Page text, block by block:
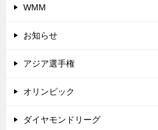
WMM
お知らせ
アジア選手権
オリンピック
ダイヤモンドリーグ